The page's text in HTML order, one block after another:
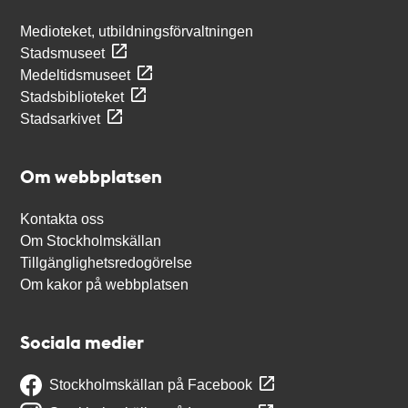
Medioteket, utbildningsförvaltningen
Stadsmuseet
Medeltidsmuseet
Stadsbiblioteket
Stadsarkivet
Om webbplatsen
Kontakta oss
Om Stockholmskällan
Tillgänglighetsredogörelse
Om kakor på webbplatsen
Sociala medier
Stockholmskällan på Facebook